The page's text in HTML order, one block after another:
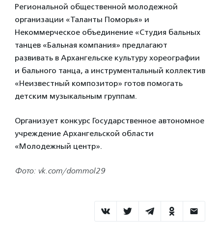
Региональной общественной молодежной
организации «Таланты Поморья» и
Некоммерческое объединение «Студия бальных
танцев «Бальная компания» предлагают
развивать в Архангельске культуру хореографии
и бального танца, а инструментальный коллектив
«Неизвестный композитор» готов помогать
детским музыкальным группам.
Организует конкурс Государственное автономное
учреждение Архангельской области
«Молодежный центр».
Фото: vk.com/dommol29